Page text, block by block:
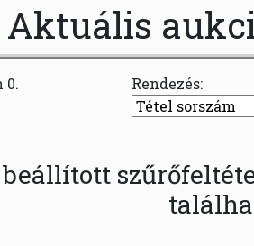
Aktuális
0. Rendezés: